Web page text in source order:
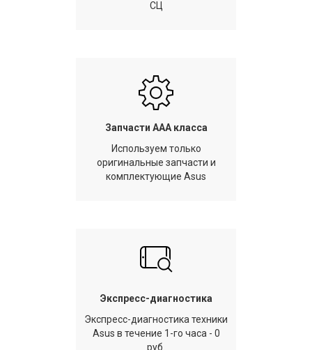
СЦ
Запчасти AAA класса
Используем только
оригинальные запчасти и
комплектующие Asus
Экспресс-диагностика
Экспресс-диагностика техники
Asus в течение 1-го часа - 0
руб.